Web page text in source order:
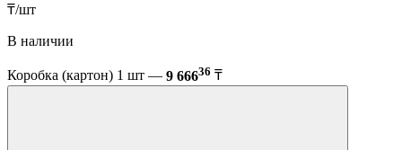
₸/шт
В наличии
Коробка (картон) 1 шт — 9 66636 ₸